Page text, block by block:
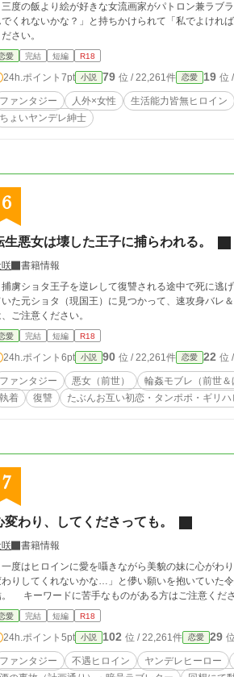
度の飯より絵が好きな女流画家がパトロン兼ラブ
くれないかな？」と持ちかけられて「私でよければ喜んで！」と快諾する
さい。
愛 完結 短編 R18
24h.ポイント 7pt 小説 79 位 / 22,261件 恋愛 19 位
ファンタジー 人外×女性 生活能力皆無ヒロイン
ちょいヤンデレ紳士
6
生悪女は壊した王子に捕らわれる。
書籍情報
虜ショタ王子を逆レして復讐される途中で死に逃
た元ショタ（現国王）に見つかって、速攻身バレ＆お持ち帰りさ
ご注意ください。
愛 完結 短編 R18
24h.ポイント 6pt 小説 90 位 / 22,261件 恋愛 22 位
ファンタジー 悪女（前世） 輪姦モブレ（前世＆
執着
復讐 たぶんお互い初恋・タンポポ・ギリハ
7
変わり、してくださっても。
書籍情報
度はヒロインに愛を囁きながら美貌の妹に心がわ
わりしてくれないかな…」と儚い願いを抱いていた
。 キーワードに苦手なものがある方はご注意くださ
愛 完結 短編 R18
24h.ポイント 5pt 小説 102 位 / 22,261件 恋愛 29
ファンタジー 不遇ヒロイン ヤンデレヒーロー